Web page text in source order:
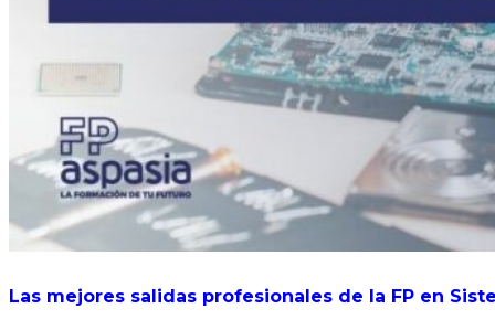
Las mejores salidas profesionales de la FP en